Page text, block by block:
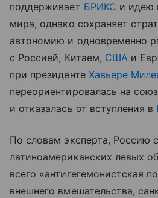
поддерживает БРИКС и идею
мира, однако сохраняет
автономию и одновременно
с Россией, Китаем, США и
при президенте Хавьере
переориентировалась на
и отказалась от вступления в
По словам эксперта, Россию
латиноамериканских левых
всего «антигегемонистская
внешнего вмешательства,